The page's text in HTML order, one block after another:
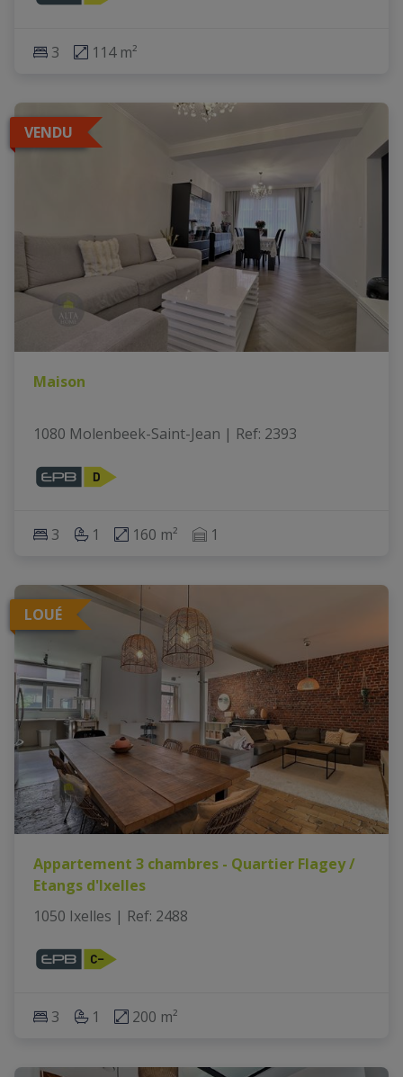
3 114 m²
VENDU
Maison
1080 Molenbeek-Saint-Jean | Ref: 2393
3 1 160 m² 1
LOUÉ
Appartement 3 chambres - Quartier Flagey /
Etangs d'Ixelles
1050 Ixelles | Ref: 2488
3 1 200 m²